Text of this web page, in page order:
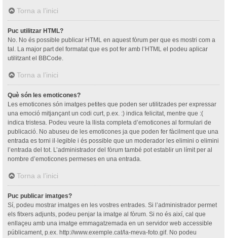
Torna a l’inici
Puc utilitzar HTML?
No. No és possible publicar HTML en aquest fòrum per que es mostri com a
tal. La major part del formatat que es pot fer amb l’HTML el podeu aplicar
utilitzant el BBCode.
Torna a l’inici
Què són les emoticones?
Les emoticones són imatges petites que poden ser utilitzades per expressar
una emoció mitjançant un codi curt, p.ex. :) indica felicitat, mentre que :(
indica tristesa. Podeu veure la llista completa d’emoticones al formulari de
publicació. No abuseu de les emoticones ja que poden fer fàcilment que una
entrada es torni il·legible i és possible que un moderador les elimini o elimini
l’entrada del tot. L’administrador del fòrum també pot establir un límit per al
nombre d’emoticones permeses en una entrada.
Torna a l’inici
Puc publicar imatges?
Sí, podeu mostrar imatges en les vostres entrades. Si l’administrador permet
els fitxers adjunts, podeu penjar la imatge al fòrum. Si no és així, cal que
enllaçeu amb una imatge emmagatzemada en un servidor web accessible
públicament, p.ex. http://www.exemple.cat/la-meva-foto.gif. No podeu